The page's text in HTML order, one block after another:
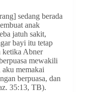
sedang berada
anak
jatuh sakit,
bayi itu tetap
ketika Abner
mewakili
memakai
berpuasa, dan
35:13, TB).